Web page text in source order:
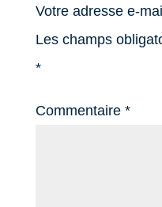
Votre adresse e-
Les champs
*
Commentaire *